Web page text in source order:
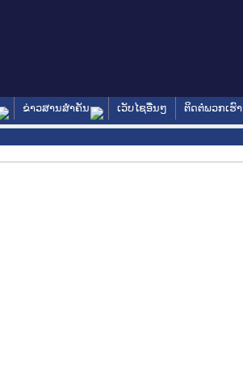
ຂ່າວສານສໍາຄັນ ເວັບໄຊອື່ນໆ ຕິດຕໍ່ພວກເຮົາ